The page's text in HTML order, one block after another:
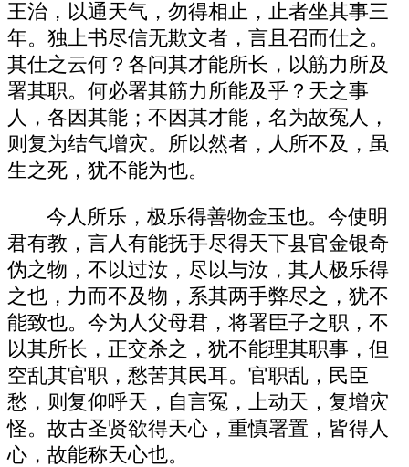
王治，以通天气，勿得相止，止者坐其事三
年。独上书尽信无欺文者，言且召而仕之。
其仕之云何？各问其才能所长，以筋力所及
署其职。何必署其筋力所能及乎？天之事
人，各因其能；不因其才能，名为故冤人，
则复为结气增灾。所以然者，人所不及，虽
生之死，犹不能为也。
今人所乐，极乐得善物金玉也。今使明
君有教，言人有能抚手尽得天下县官金银奇
伪之物，不以过汝，尽以与汝，其人极乐得
之也，力而不及物，系其两手弊尽之，犹不
能致也。今为人父母君，将署臣子之职，不
以其所长，正交杀之，犹不能理其职事，但
空乱其官职，愁苦其民耳。官职乱，民臣
愁，则复仰呼天，自言冤，上动天，复增灾
怪。故古圣贤欲得天心，重慎署置，皆得人
心，故能称天心也。